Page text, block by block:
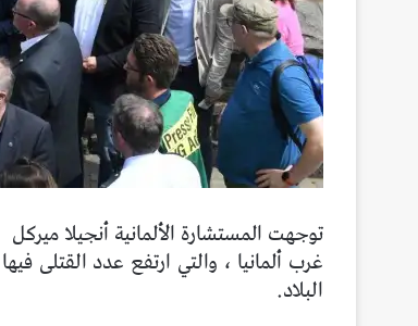
توجهت المستشارة الألمانية أنجيلا ميركل
البلاد.